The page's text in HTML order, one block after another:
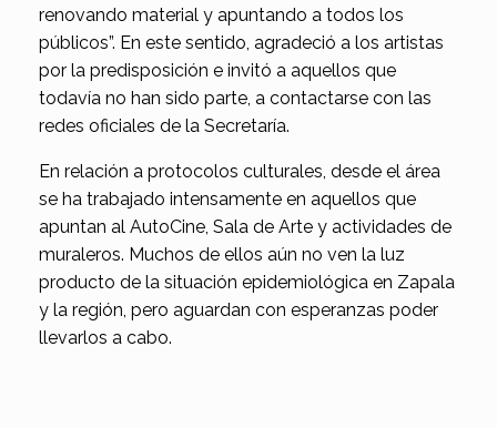
renovando material y apuntando a todos los
públicos”. En este sentido, agradeció a los artistas
por la predisposición e invitó a aquellos que
todavía no han sido parte, a contactarse con las
redes oficiales de la Secretaría.
En relación a protocolos culturales, desde el área
se ha trabajado intensamente en aquellos que
apuntan al AutoCine, Sala de Arte y actividades de
muraleros. Muchos de ellos aún no ven la luz
producto de la situación epidemiológica en Zapala
y la región, pero aguardan con esperanzas poder
llevarlos a cabo.